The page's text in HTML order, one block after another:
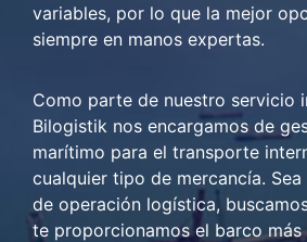
variables, por lo que la mejor
siempre en manos expertas.
Como parte de nuestro servicio
Bilogistik nos encargamos de
marítimo para el transporte
cualquier tipo de mercancía.
de operación logística,
te proporcionamos el barco